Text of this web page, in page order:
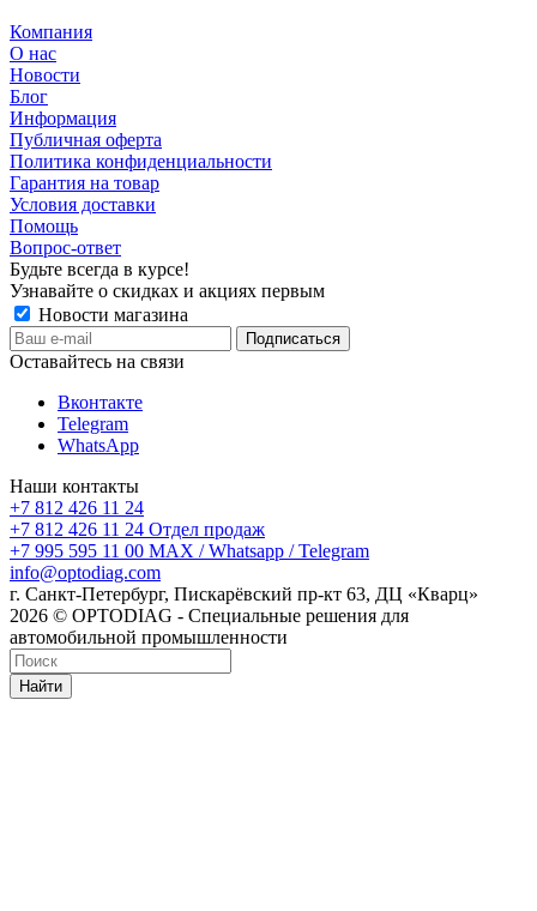
Компания
О нас
Новости
Блог
Информация
Публичная оферта
Политика конфиденциальности
Гарантия на товар
Условия доставки
Помощь
Вопрос-ответ
Будьте всегда в курсе!
Узнавайте о скидках и акциях первым
Новости магазина
Оставайтесь на связи
Вконтакте
Telegram
WhatsApp
Наши контакты
+7 812 426 11 24
+7 812 426 11 24 Отдел продаж
+7 995 595 11 00 MAX / Whatsapp / Telegram
info@optodiag.com
г. Санкт-Петербург, Пискарёвский пр-кт 63, ДЦ «Кварц»
2026 © OPTODIAG - Специальные решения для
автомобильной промышленности
Найти